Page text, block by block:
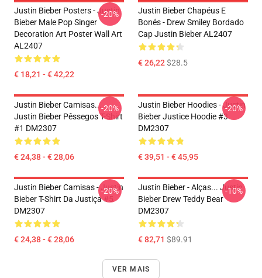
Justin Bieber Posters - Justin
Bieber Male Pop Singer
Decoration Art Poster Wall Art
AL2407
€ 18,21 - € 42,22
-20%
Justin Bieber Chapéus E
Bonés - Drew Smiley Bordado
Cap Justin Bieber AL2407
€ 26,22$28.5
Justin Bieber Camisas...
Justin Bieber Pêssegos T-Shirt
#1 DM2307
€ 24,38 - € 28,06
-20%
Justin Bieber Hoodies - Justin
Bieber Justice Hoodie #3
DM2307
€ 39,51 - € 45,95
-20%
Justin Bieber Camisas - Justin
Bieber T-Shirt Da Justiça #5
DM2307
€ 24,38 - € 28,06
-20%
Justin Bieber - Alças... Justin
Bieber Drew Teddy Bear
DM2307
€ 82,71 $89.91
-10%
VER MAIS